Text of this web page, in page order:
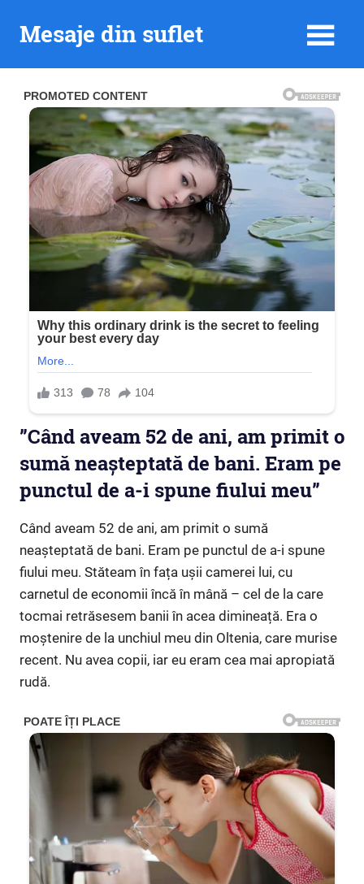
Mesaje din suflet
”Când aveam 52 de ani, am primit o
sumă neașteptată de bani. Eram pe
punctul de a-i spune fiului meu”
Când aveam 52 de ani, am primit o sumă
neașteptată de bani. Eram pe punctul de a-i spune
fiului meu. Stăteam în fața ușii camerei lui, cu
carnetul de economii încă în mână – cel de la care
tocmai retrăsesem banii în acea dimineață. Era o
moștenire de la unchiul meu din Oltenia, care murise
recent. Nu avea copii, iar eu eram cea mai apropiată
rudă.